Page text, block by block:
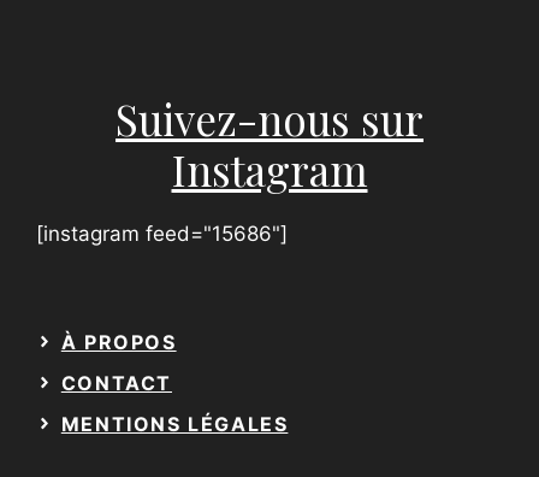
Suivez-nous sur
Instagram
[instagram feed="15686"]
À PROPOS
CONTACT
MENTIONS LÉGALES